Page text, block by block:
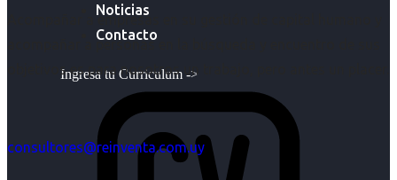
Noticias
Contacto
Ingresa tu Curriculum ->
Acompañar a empresas en su gestión de capital humano y
acompañar a personas en la búsqueda y encuentro de sus
objetivos es para nosotros un trabajo, pero antes un placer.
consultores@reinventa.com.uy